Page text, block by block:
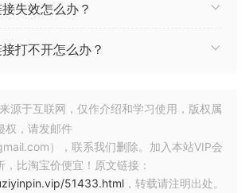
to life with the sound and behavior of the
you know from our original console
it further in terms of depth,
and sonic impact.
punch, depth, and cohesion through
失效怎么办？
打不开怎么办？
源于互联网，仅作介绍和学习使用，版权属
权，请发邮件
），联系我们删除。加入本站VIP会
，比淘宝价便宜！原文链接：
51433.html ，转载请注明出处。